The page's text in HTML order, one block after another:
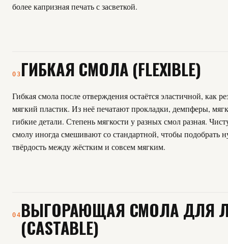
более капризная печать с засветкой.
03 ГИБКАЯ СМОЛА (FLEXIBLE)
Гибкая смола после отверждения остаётся эластичной, как
мягкий пластик. Из неё печатают прокладки, демпферы,
гибкие детали. Степень мягкости у разных смол разная.
смолу иногда смешивают со стандартной, чтобы подобрать
твёрдость между жёстким и совсем мягким.
04 ВЫГОРАЮЩАЯ СМОЛА ДЛЯ
(CASTABLE)